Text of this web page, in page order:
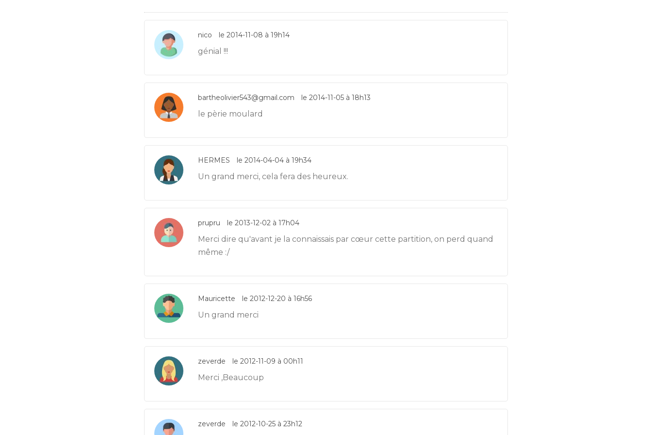
nico le 2014-11-08 à 19h14
génial !!!
bartheolivier543@gmail.com le 2014-11-05 à 18h13
le pèrie moulard
HERMES le 2014-04-04 à 19h34
Un grand merci, cela fera des heureux.
prupru le 2013-12-02 à 17h04
Merci dire qu'avant je la connaissais par cœur cette partition, on perd quand
même :/
Mauricette le 2012-12-20 à 16h56
Un grand merci
zeverde le 2012-11-09 à 00h11
Merci ,Beaucoup
zeverde le 2012-10-25 à 23h12